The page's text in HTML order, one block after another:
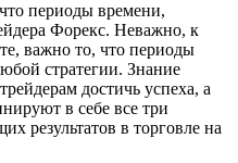
периоды времени,
Форекс. Неважно, к
важно то, что периоды
стратегии. Знание
достичь успеха, а
в себе все три
результатов в торговле на